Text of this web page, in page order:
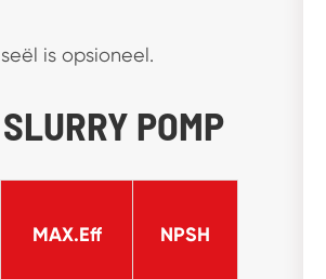
is opsioneel.
POMP
MAX.Eff
NPSH